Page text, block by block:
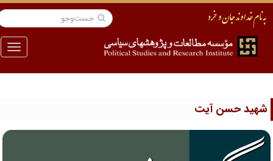
منو
حسن آیت